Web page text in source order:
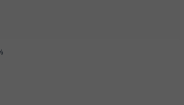
conjugaison que nous faisons et corrigeons
connaissance!
! Delphine 👩‍🏫